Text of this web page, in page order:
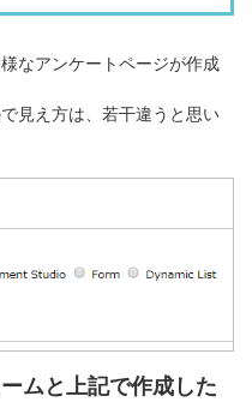
なアンケートページが作成
見え方は、若干違うと思い
ムと上記で作成した